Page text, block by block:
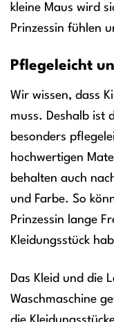
kleine Maus wird
Prinzessin fühlen
Pflegeleicht
Wir wissen, dass
muss. Deshalb ist
besonders
hochwertigen
behalten auch
und Farbe. So
Prinzessin lange
Kleidungsstück
Das Kleid und die
Waschmaschine